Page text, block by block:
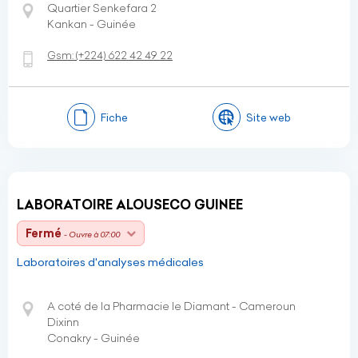
Quartier Senkefara 2
Kankan - Guinée
Gsm:(+224) 622 42 49 22
Fiche Site web
LABORATOIRE ALOUSECO GUINEE
Fermé - Ouvre à 07:00
Laboratoires d'analyses médicales
A coté de la Pharmacie le Diamant - Cameroun
Dixinn
Conakry - Guinée